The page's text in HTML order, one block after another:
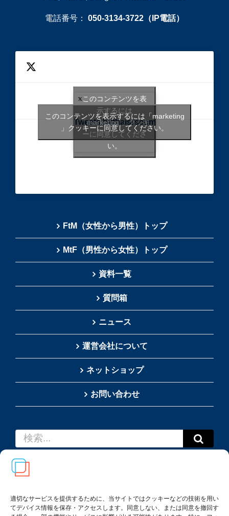
適切なサービスを提供するために、当サイトではクッキーなどの技術を用い
てデバイス情報を保存・アクセスします。同意しない、または同意を撤回す
電話番号： 050-3134-3722（IP電話）
Tweets bythaisrscom
このコンテンツを表
示するには
「marketing 」クッキ
ーに同意してくださ
い。
このコンテンツを表示するには「marketing
」クッキーに同意してください。
FtM（女性から男性）トップ
MtF（男性から女性）トップ
資料一覧
質問箱
ニュース
運営会社について
ネットショップ
お問い合わせ
索
…
Copyright(c) 2002-2026Thai SRS Guide Center. All